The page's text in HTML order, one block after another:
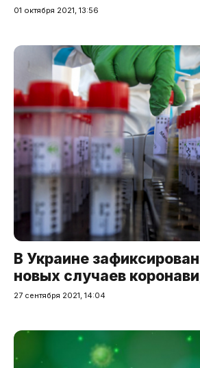
01 октября 2021, 13:56
В Украине
новых случаев
27 сентября 2021, 14:04